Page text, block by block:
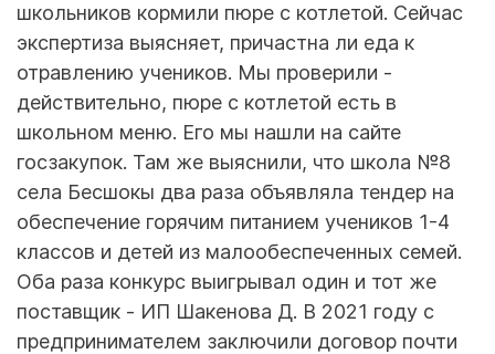
школьников кормили пюре с котлетой. Сейчас
экспертиза выясняет, причастна ли еда к
отравлению учеников. Мы проверили -
действительно, пюре с котлетой есть в
школьном меню. Его мы нашли на сайте
госзакупок. Там же выяснили, что школа №8
села Бесшокы два раза объявляла тендер на
обеспечение горячим питанием учеников 1-4
классов и детей из малообеспеченных семей.
Оба раза конкурс выигрывал один и тот же
поставщик - ИП Шакенова Д. В 2021 году с
предпринимателем заключили договор почти